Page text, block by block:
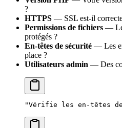
?
HTTPS — SSL est-il
Permissions de fichiers —
protégés ?
En-têtes de sécurité — Les
place ?
Utilisateurs admin — Des
"Vérifie les en-têtes